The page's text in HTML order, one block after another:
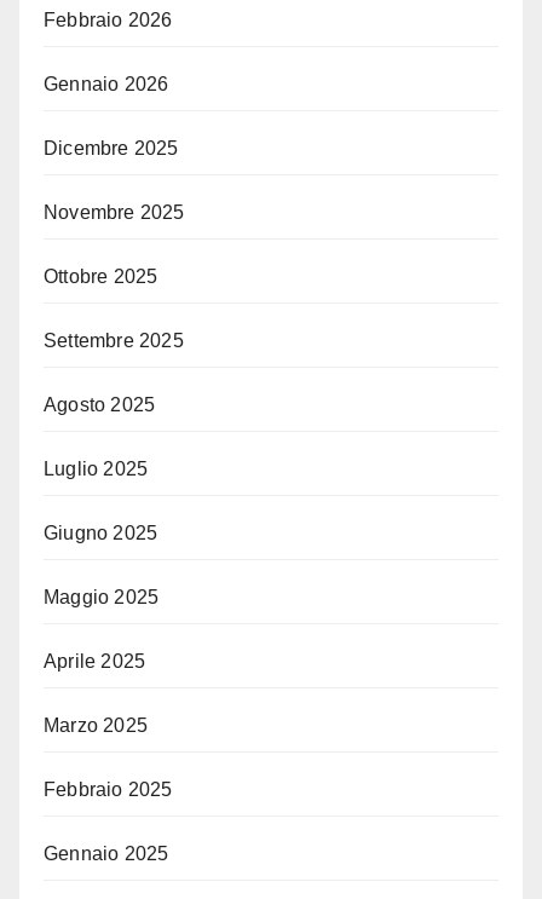
Febbraio 2026
Gennaio 2026
Dicembre 2025
Novembre 2025
Ottobre 2025
Settembre 2025
Agosto 2025
Luglio 2025
Giugno 2025
Maggio 2025
Aprile 2025
Marzo 2025
Febbraio 2025
Gennaio 2025